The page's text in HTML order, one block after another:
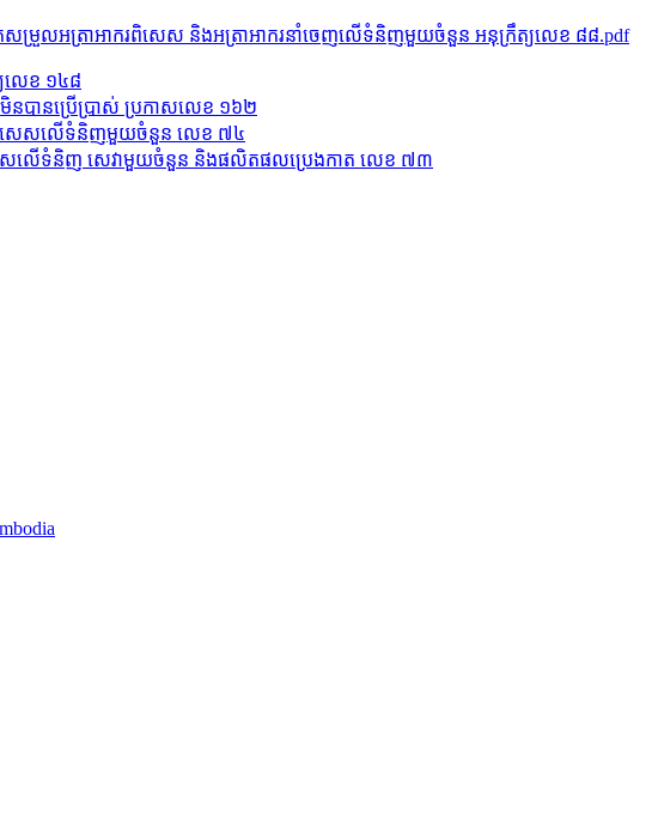
ែសម្រួលអត្រាអាករពិសេស និងអត្រាអាករនាំចេញលើទំនិញមួយចំនួន អនុក្រឹត្យលេខ ៨៨.pdf
យលេខ ១៤៨
មិនបានប្រើប្រាស់ ប្រកាសលេខ ១៦២
រពិសេសលើទំនិញមួយចំនួន លេខ ៧៤
សេសលើទំនិញ សេវាមួយចំនួន និងផលិតផលប្រេងកាត លេខ ៧៣